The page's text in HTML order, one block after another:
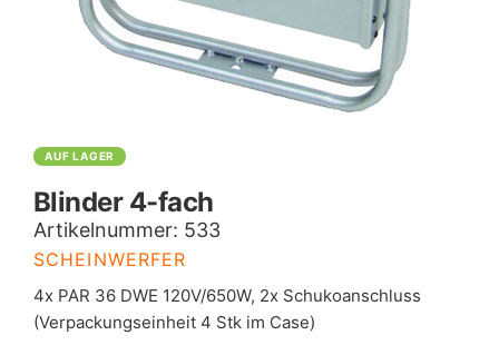
AUF LAGER
Blinder 4-fach
Artikelnummer: 533
SCHEINWERFER
4x PAR 36 DWE 120V/650W, 2x Schukoanschluss
(Verpackungseinheit 4 Stk im Case)